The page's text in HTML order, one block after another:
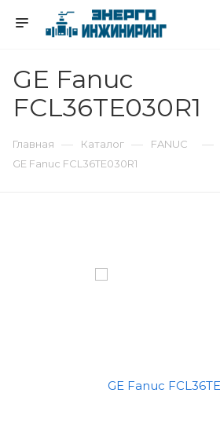
GE Fanuc
FCL36TE030R1
Главная — Каталог — FANUC —
GE Fanuc FCL36TE030R1